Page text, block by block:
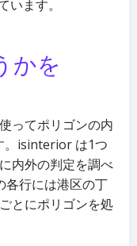
ます。
かを
ってポリゴンの内
。isinterior は1つ
内外の判定を調べ
行には港区の丁
とにポリゴンを処